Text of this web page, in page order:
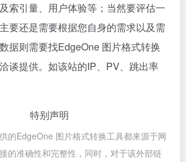
索引量、用户体验等；当然要评估一
要还是需要根据您自身的需求以及需
据则需要找EdgeOne 图片格式转换
谈提供。如该站的IP、PV、跳出率
特别声明
的EdgeOne 图片格式转换工具都来源于网
的准确性和完整性，同时，对于该外部链